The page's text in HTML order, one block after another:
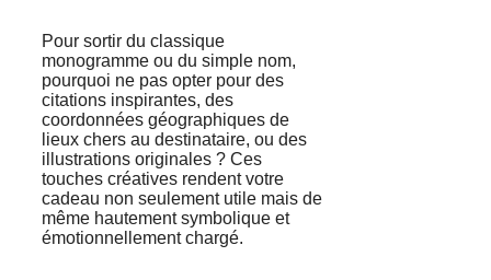
Pour sortir du classique
monogramme ou du simple nom,
pourquoi ne pas opter pour des
citations inspirantes, des
coordonnées géographiques de
lieux chers au destinataire, ou des
illustrations originales ? Ces
touches créatives rendent votre
cadeau non seulement utile mais de
même hautement symbolique et
émotionnellement chargé.